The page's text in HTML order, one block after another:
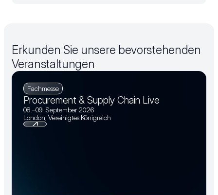
Erkunden Sie unsere bevorstehenden
Veranstaltungen
Fachmesse
Procurement & Supply Chain Live
08.–09. September 2026
London, Vereinigtes Königreich